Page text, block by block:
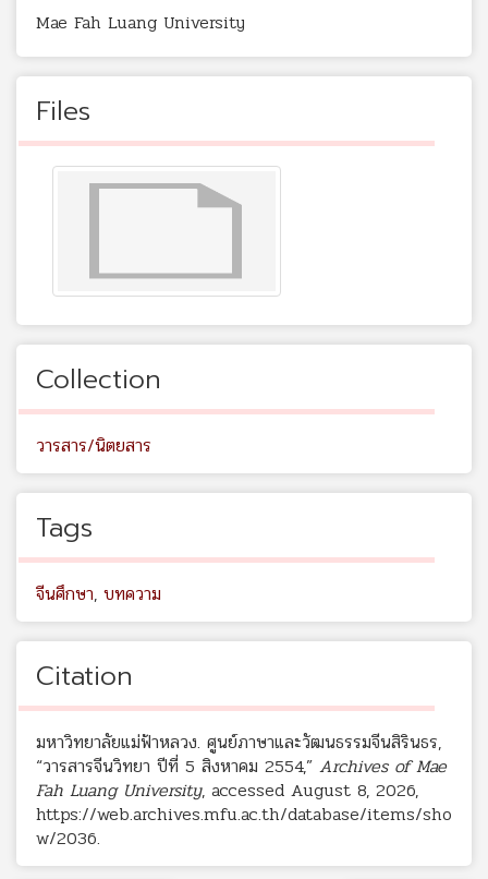
Mae Fah Luang University
Files
Collection
วารสาร/นิตยสาร
Tags
จีนศึกษา, บทความ
Citation
มหาวิทยาลัยแม่ฟ้าหลวง. ศูนย์ภาษาและวัฒนธรรมจีนสิรินธร,
“วารสารจีนวิทยา ปีที่ 5 สิงหาคม 2554,” Archives of Mae
Fah Luang University, accessed August 8, 2026,
https://web.archives.mfu.ac.th/database/items/sho
w/2036.